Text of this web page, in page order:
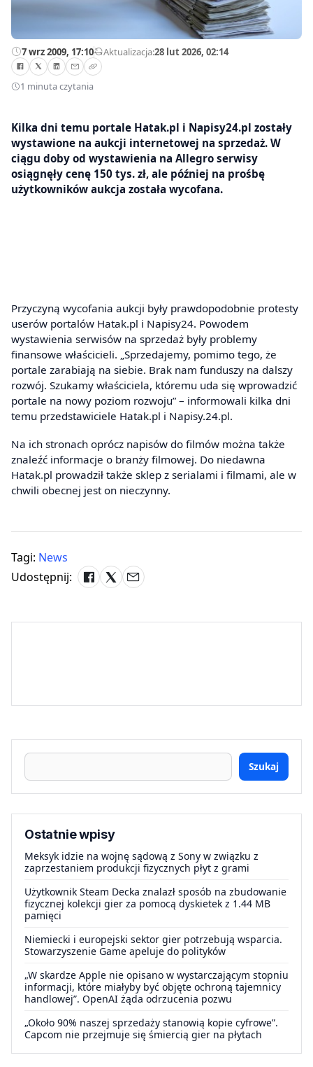
7 wrz 2009, 17:10—Aktualizacja:28 lut 2026, 02:14
1 minuta czytania
Kilka dni temu portale Hatak.pl i Napisy24.pl zostały
wystawione na aukcji internetowej na sprzedaż. W
ciągu doby od wystawienia na Allegro serwisy
osiągnęły cenę 150 tys. zł, ale później na prośbę
użytkowników aukcja została wycofana.
Przyczyną wycofania aukcji były prawdopodobnie protesty
userów portalów Hatak.pl i Napisy24. Powodem
wystawienia serwisów na sprzedaż były problemy
finansowe właścicieli. „Sprzedajemy, pomimo tego, że
portale zarabiają na siebie. Brak nam funduszy na dalszy
rozwój. Szukamy właściciela, któremu uda się wprowadzić
portale na nowy poziom rozwoju” – informowali kilka dni
temu przedstawiciele Hatak.pl i Napisy.24.pl.
Na ich stronach oprócz napisów do filmów można także
znaleźć informacje o branży filmowej. Do niedawna
Hatak.pl prowadził także sklep z serialami i filmami, ale w
chwili obecnej jest on nieczynny.
Tagi: News
Udostępnij:
Szukaj
Ostatnie wpisy
Meksyk idzie na wojnę sądową z Sony w związku z
zaprzestaniem produkcji fizycznych płyt z grami
Użytkownik Steam Decka znalazł sposób na zbudowanie
fizycznej kolekcji gier za pomocą dyskietek z 1.44 MB
pamięci
Niemiecki i europejski sektor gier potrzebują wsparcia.
Stowarzyszenie Game apeluje do polityków
„W skardze Apple nie opisano w wystarczającym stopniu
informacji, które miałyby być objęte ochroną tajemnicy
handlowej”. OpenAI żąda odrzucenia pozwu
„Około 90% naszej sprzedaży stanowią kopie cyfrowe”.
Capcom nie przejmuje się śmiercią gier na płytach